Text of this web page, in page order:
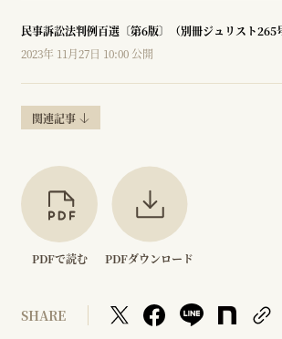
民事訴訟法判例百選〔第6版〕（別冊ジュリスト265
2023年 11月27日 10:00 公開
関連記事
PDFで読む PDFダウンロード
SHARE